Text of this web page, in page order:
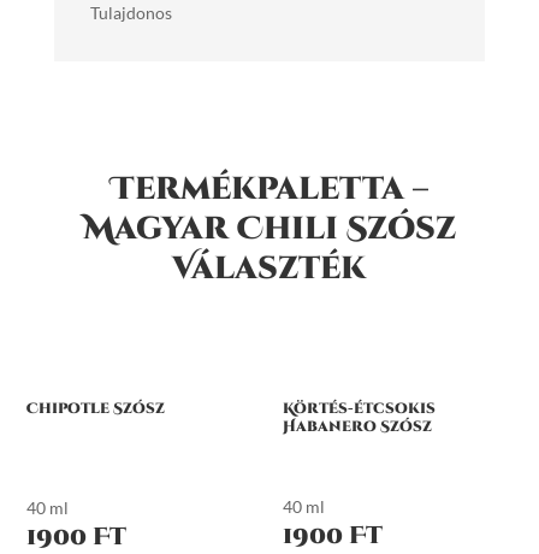
Tulajdonos
Termékpaletta –
Magyar Chili Szósz
Választék
Chipotle Szósz
40 ml
1900 Ft
Körtés-étcsokis
Habanero Szósz
40 ml
1900 Ft